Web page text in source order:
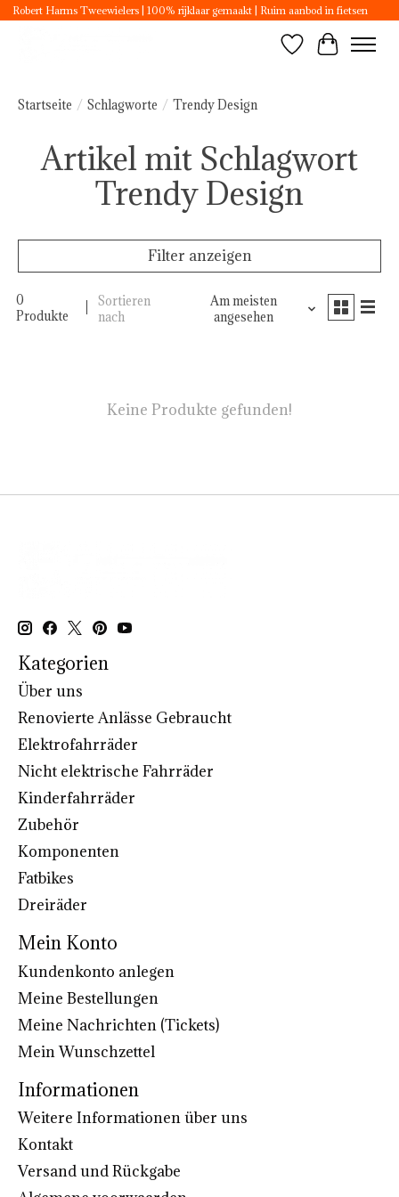
Robert Harms Tweewielers | 100% rijklaar gemaakt | Ruim aanbod in fietsen
Wunschzettel
Ihr
Startseite / Schlagworte / Trendy Design
Artikel mit Schlagwort
Trendy Design
Filter anzeigen
0
Produkte
Sortieren
nach
Am meisten
angesehen
Keine Produkte gefunden!
Kategorien
Über uns
Renovierte Anlässe Gebraucht
Elektrofahrräder
Nicht elektrische Fahrräder
Kinderfahrräder
Zubehör
Komponenten
Fatbikes
Dreiräder
Mein Konto
Kundenkonto anlegen
Meine Bestellungen
Meine Nachrichten (Tickets)
Mein Wunschzettel
Informationen
Weitere Informationen über uns
Kontakt
Versand und Rückgabe